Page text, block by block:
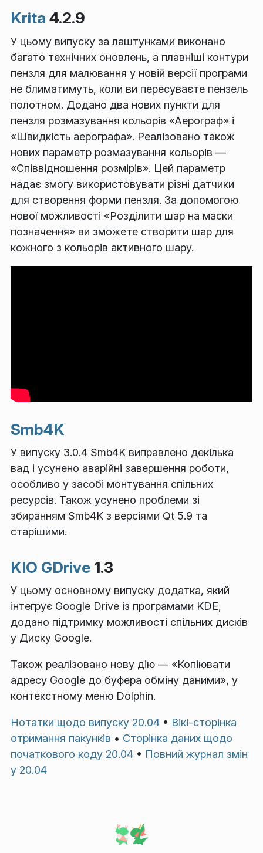
Krita 4.2.9
У цьому випуску за лаштунками виконано
багато технічних оновлень, а плавніші контури
пензля для малювання у новій версії програми
не блиматимуть, коли ви пересуваєте пензель
полотном. Додано два нових пункти для
пензля розмазування кольорів «Аерограф» і
«Швидкість аерографа». Реалізовано також
нових параметр розмазування кольорів —
«Співвідношення розмірів». Цей параметр
надає змогу використовувати різні датчики
для створення форми пензля. За допомогою
нової можливості «Розділити шар на маски
позначення» ви зможете створити шар для
кожного з кольорів активного шару.
Smb4K
У випуску 3.0.4 Smb4K виправлено декілька
вад і усунено аварійні завершення роботи,
особливо у засобі монтування спільних
ресурсів. Також усунено проблеми зі
збиранням Smb4K з версіями Qt 5.9 та
старішими.
KIO GDrive 1.3
У цьому основному випуску додатка, який
інтегрує Google Drive із програмами KDE,
додано підтримку можливості спільних дисків
у Диску Google.
Також реалізовано нову дію — «Копіювати
адресу Google до буфера обміну даними», у
контекстному меню Dolphin.
Нотатки щодо випуску 20.04 • Вікі-сторінка
отримання пакунків • Сторінка даних щодо
початкового коду 20.04 • Повний журнал змін
у 20.04